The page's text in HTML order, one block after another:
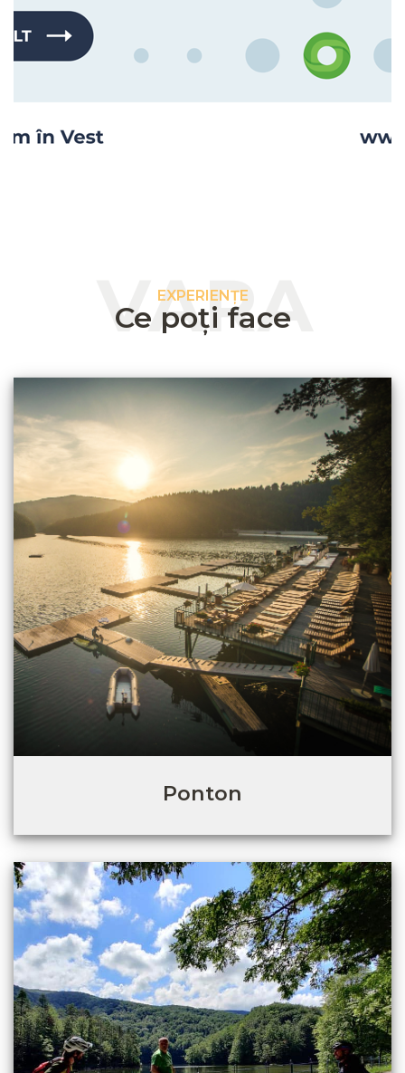
EXPERIENȚE
Ce poți face
VARA
Ponton